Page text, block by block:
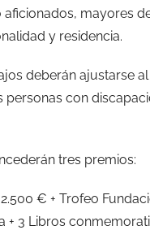
aficionados, mayores
y residencia.
deberán ajustarse
personas con
tres premios:
€ + Trofeo
+ 3 Libros